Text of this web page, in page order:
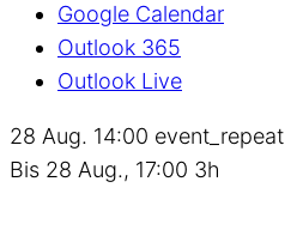
Google Calendar
Outlook 365
Outlook Live
28 Aug. 14:00 event_repeat
Bis 28 Aug., 17:00 3h